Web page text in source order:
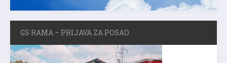
GS RAMA – PRIJAVA ZA POSAO